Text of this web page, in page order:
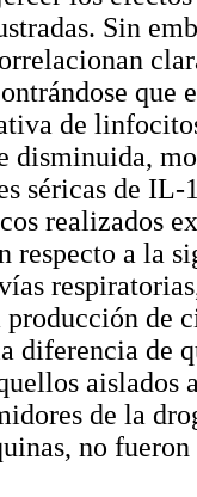
Sin
de
disminuida,
séricas de
realizados
respecto a la
de
diferencia de
de la
no